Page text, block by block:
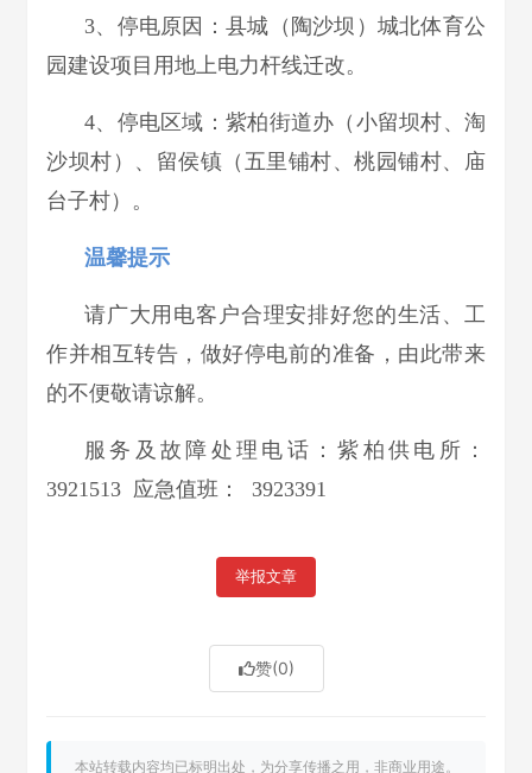
3、停电原因：县城（陶沙坝）城北体育公
园建设项目用地上电力杆线迁改。
4、停电区域：紫柏街道办（小留坝村、淘
沙坝村）、留侯镇（五里铺村、桃园铺村、庙
台子村）。
温馨提示
请广大用电客户合理安排好您的生活、工
作并相互转告，做好停电前的准备，由此带来
的不便敬请谅解。
服务及故障处理电话：紫柏供电所：
3921513 应急值班： 3923391
举报文章
赞(0)
本站转载内容均已标明出处，为分享传播之用，非商业用途。